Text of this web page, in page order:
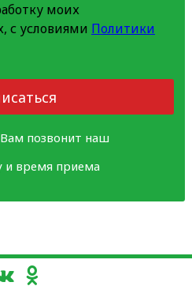
моих
с условиями Политики
позвонит наш
и время приема